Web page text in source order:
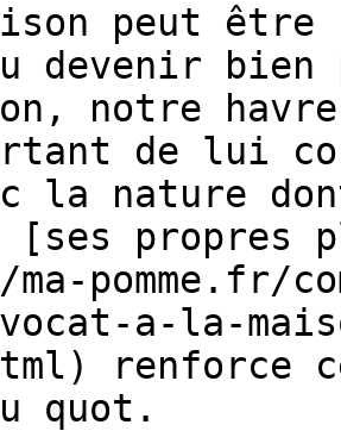
peut
devenir
notre
de lui
la nature
[ses propres
pomme.fr/
a-la-
quot.